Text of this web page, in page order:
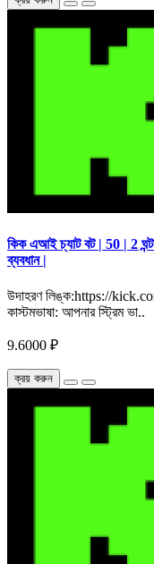
কিক এআই চ্যাট বট | 50 | 2
ব্যবধান |
উদাহরণ লিঙ্ক:https://
কাস্টমভাষা: আপনার স্ট্রিম ভা..
9.6000 ₽
ক্রয় করুন